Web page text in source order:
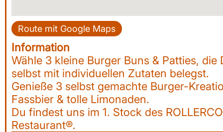
Route mit Google Maps
Information
Wähle 3 kleine Burger Buns & Patties, die
selbst mit individuellen Zutaten belegst.
Genieße 3 selbst gemachte Burger-
Fassbier & tolle Limonaden.
Du findest uns im 1. Stock des
Restaurant®.